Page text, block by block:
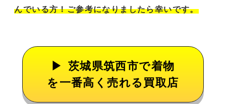
んでいる方！ご参考になりましたら幸いです。
茨城県筑西市で着物
を一番高く売れる買取店